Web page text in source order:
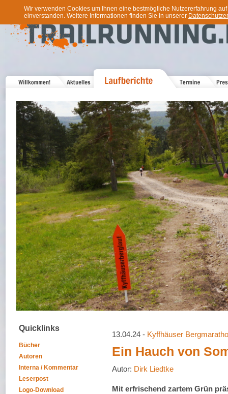
Wir verwenden Cookies um Ihnen eine bestmögliche Nutzererfahrung
einverstanden. Weitere Informationen finden Sie in unserer
Quicklinks
Bücher
Autoren
Interna / Kommentar
Leserpost
Logo-Download
13.04.24 - Kyffhäuser
Ein Hauch von
Autor: Dirk Liedtke
Mit erfrischend zartem Grün